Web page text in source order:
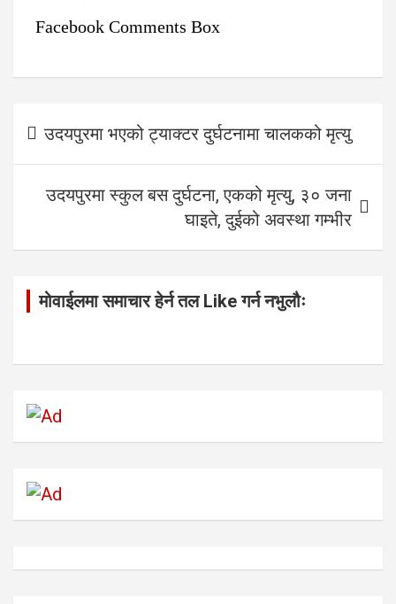
Facebook Comments Box
navigation
उदयपुरमा भएको ट्याक्टर दुर्घटनामा चालकको मृत्यु
उदयपुरमा स्कुल बस दुर्घटना, एकको मृत्यु, ३० जना
घाइते, दुईको अवस्था गम्भीर
मोवाईलमा समाचार हेर्न तल Like गर्न नभुलौः